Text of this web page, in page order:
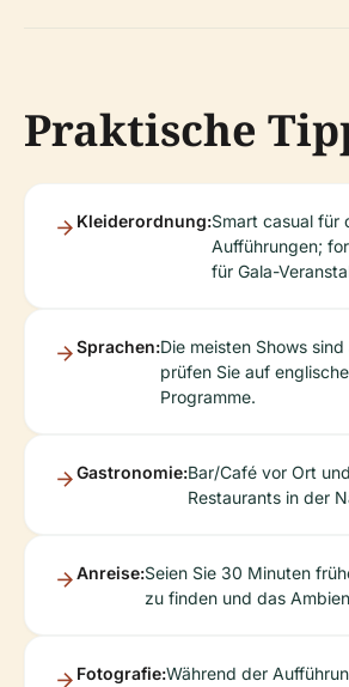
Praktische
Kleiderordnung:Smart casual für
Aufführungen;
für Gala-
Sprachen:Die meisten Shows
prüfen Sie auf
Programme.
Gastronomie:Bar/Café vor Ort
Restaurants in der
Anreise:Seien Sie 30 Minuten
zu finden und das
Fotografie:Während der